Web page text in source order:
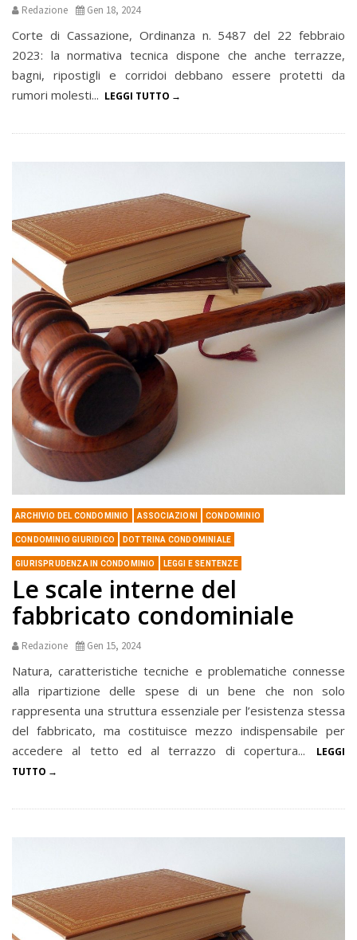
Redazione Gen 18, 2024
Corte di Cassazione, Ordinanza n. 5487 del 22 febbraio
2023: la normativa tecnica dispone che anche terrazze,
bagni, ripostigli e corridoi debbano essere protetti da
rumori molesti... LEGGI TUTTO
ARCHIVIO DEL CONDOMINIO ASSOCIAZIONI CONDOMINIO
CONDOMINIO GIURIDICO DOTTRINA CONDOMINIALE
GIURISPRUDENZA IN CONDOMINIO LEGGI E SENTENZE
Le scale interne del
fabbricato condominiale
Redazione Gen 15, 2024
Natura, caratteristiche tecniche e problematiche connesse
alla ripartizione delle spese di un bene che non solo
rappresenta una struttura essenziale per l’esistenza stessa
del fabbricato, ma costituisce mezzo indispensabile per
accedere al tetto ed al terrazzo di copertura...
LEGGI
TUTTO